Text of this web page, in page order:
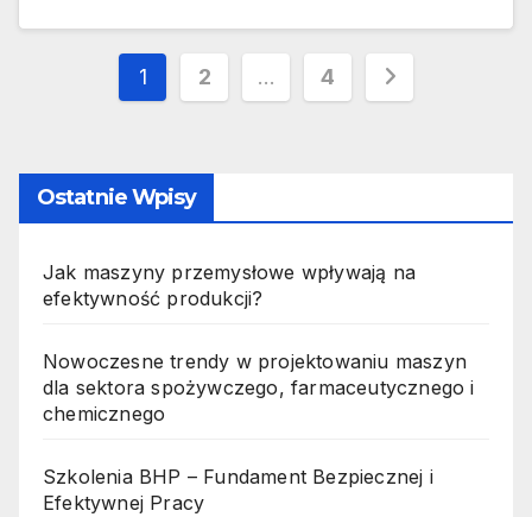
Stronicowanie
1 2 … 4
Ostatnie Wpisy
Jak maszyny przemysłowe wpływają na
efektywność produkcji?
Nowoczesne trendy w projektowaniu maszyn
dla sektora spożywczego, farmaceutycznego i
chemicznego
Szkolenia BHP – Fundament Bezpiecznej i
Efektywnej Pracy